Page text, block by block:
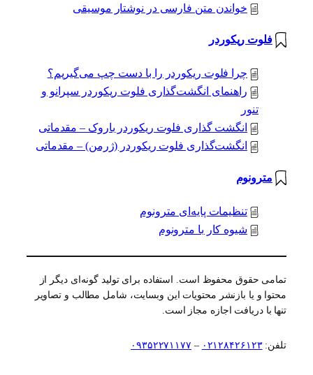
خواندن متن فارسی در نوشتار موسیقی
فلوت ریکوردر
چرا فلوت ریکوردر را با دست چپ می‌گیریم؟
راهنمای انگشت‌گذاری فلوت ریکوردر سپرانو و
تنور
انگشت گذاری فلوت ریکوردر باروک – مقدماتی
انگشت‌گذاری فلوت ریکوردر (ژرمن) – مقدماتی
مترونوم
تنظیمات پایه‌ای مترونوم
شیوه کار با مترونوم
تمامی حقوق محفوظ است. استفاده برای تولید گونه‌ای دیگر از
محتوا و یا بازنشر محتویات این وبسایت، شامل مطالب و تصاویر
تنها با دریافت اجازه مجاز است.
تلفن:۰۲۱۲۸۴۲۶۱۲۳ – ۰۹۳۵۲۲۷۱۱۷۷